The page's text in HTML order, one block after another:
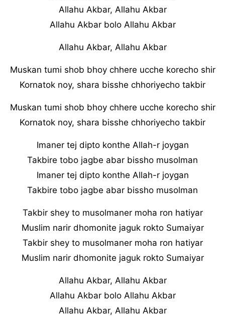
Allahu Akbar, Allahu Akbar
Allahu Akbar bolo Allahu Akbar
Allahu Akbar, Allahu Akbar
Muskan tumi shob bhoy chhere ucche korecho shir
Kornatok noy, shara bisshe chhoriyecho takbir
Muskan tumi shob bhoy chhere ucche korecho shir
Kornatok noy, shara bisshe chhoriyecho takbir
Imaner tej dipto konthe Allah-r joygan
Takbire tobo jagbe abar bissho musolman
Imaner tej dipto konthe Allah-r joygan
Takbire tobo jagbe abar bissho musolman
Takbir shey to musolmaner moha ron hatiyar
Muslim narir dhomonite jaguk rokto Sumaiyar
Takbir shey to musolmaner moha ron hatiyar
Muslim narir dhomonite jaguk rokto Sumaiyar
Allahu Akbar, Allahu Akbar
Allahu Akbar bolo Allahu Akbar
Allahu Akbar, Allahu Akbar